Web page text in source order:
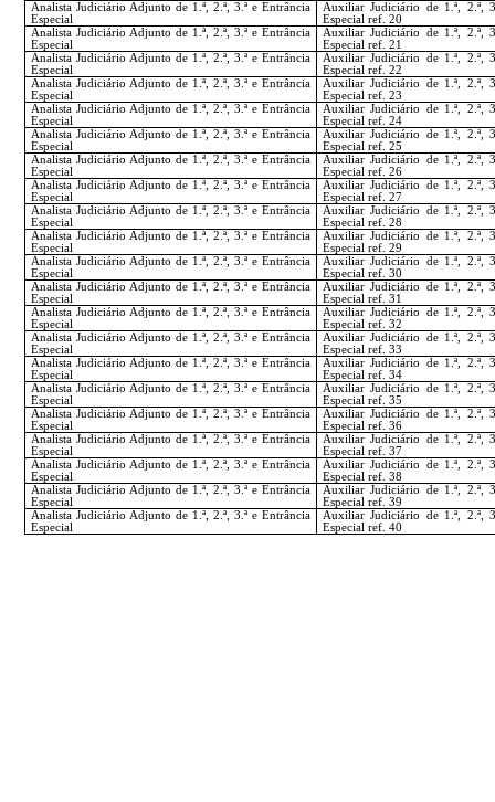
Analista Judiciário Adjunto de 1.ª, 2.ª, 3.ª e Entrância
Especial
Auxiliar Judiciário de 1.ª, 2.ª,
Especial ref. 20
Analista Judiciário Adjunto de 1.ª, 2.ª, 3.ª e Entrância
Especial
Auxiliar Judiciário de 1.ª, 2.ª,
Especial ref. 21
Analista Judiciário Adjunto de 1.ª, 2.ª, 3.ª e Entrância
Especial
Auxiliar Judiciário de 1.ª, 2.ª,
Especial ref. 22
Analista Judiciário Adjunto de 1.ª, 2.ª, 3.ª e Entrância
Especial
Auxiliar Judiciário de 1.ª, 2.ª,
Especial ref. 23
Analista Judiciário Adjunto de 1.ª, 2.ª, 3.ª e Entrância
Especial
Auxiliar Judiciário de 1.ª, 2.ª,
Especial ref. 24
Analista Judiciário Adjunto de 1.ª, 2.ª, 3.ª e Entrância
Especial
Auxiliar Judiciário de 1.ª, 2.ª,
Especial ref. 25
Analista Judiciário Adjunto de 1.ª, 2.ª, 3.ª e Entrância
Especial
Auxiliar Judiciário de 1.ª, 2.ª,
Especial ref. 26
Analista Judiciário Adjunto de 1.ª, 2.ª, 3.ª e Entrância
Especial
Auxiliar Judiciário de 1.ª, 2.ª,
Especial ref. 27
Analista Judiciário Adjunto de 1.ª, 2.ª, 3.ª e Entrância
Especial
Auxiliar Judiciário de 1.ª, 2.ª,
Especial ref. 28
Analista Judiciário Adjunto de 1.ª, 2.ª, 3.ª e Entrância
Especial
Auxiliar Judiciário de 1.ª, 2.ª,
Especial ref. 29
Analista Judiciário Adjunto de 1.ª, 2.ª, 3.ª e Entrância
Especial
Auxiliar Judiciário de 1.ª, 2.ª,
Especial ref. 30
Analista Judiciário Adjunto de 1.ª, 2.ª, 3.ª e Entrância
Especial
Auxiliar Judiciário de 1.ª, 2.ª,
Especial ref. 31
Analista Judiciário Adjunto de 1.ª, 2.ª, 3.ª e Entrância
Especial
Auxiliar Judiciário de 1.ª, 2.ª,
Especial ref. 32
Analista Judiciário Adjunto de 1.ª, 2.ª, 3.ª e Entrância
Especial
Auxiliar Judiciário de 1.ª, 2.ª,
Especial ref. 33
Analista Judiciário Adjunto de 1.ª, 2.ª, 3.ª e Entrância
Especial
Auxiliar Judiciário de 1.ª, 2.ª,
Especial ref. 34
Analista Judiciário Adjunto de 1.ª, 2.ª, 3.ª e Entrância
Especial
Auxiliar Judiciário de 1.ª, 2.ª,
Especial ref. 35
Analista Judiciário Adjunto de 1.ª, 2.ª, 3.ª e Entrância
Especial
Auxiliar Judiciário de 1.ª, 2.ª,
Especial ref. 36
Analista Judiciário Adjunto de 1.ª, 2.ª, 3.ª e Entrância
Especial
Auxiliar Judiciário de 1.ª, 2.ª,
Especial ref. 37
Analista Judiciário Adjunto de 1.ª, 2.ª, 3.ª e Entrância
Especial
Auxiliar Judiciário de 1.ª, 2.ª,
Especial ref. 38
Analista Judiciário Adjunto de 1.ª, 2.ª, 3.ª e Entrância
Especial
Auxiliar Judiciário de 1.ª, 2.ª,
Especial ref. 39
Analista Judiciário Adjunto de 1.ª, 2.ª, 3.ª e Entrância
Especial
Auxiliar Judiciário de 1.ª, 2.ª,
Especial ref. 40